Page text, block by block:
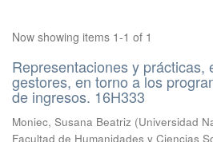
Now showing items 1-1 of 1
Representaciones y prácticas,
gestores, en torno a los
de ingresos. 16H333
Moniec, Susana Beatriz (Universidad
Facultad de Humanidades y Ciencias